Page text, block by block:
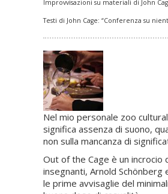
Improvvisazioni su materiali di John
Testi di John Cage: “Conferenza su
Nel mio personale zoo
significa assenza di suono,
non sulla mancanza di
Out of the Cage è un incrocio
insegnanti, Arnold
le prime avvisaglie del